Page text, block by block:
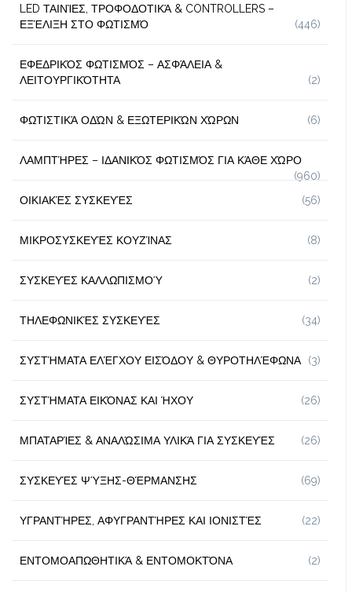
LED ΤΑΙΝΊΕΣ, ΤΡΟΦΟΔΟΤΙΚΆ & CONTROLLERS –
ΕΞΈΛΙΞΗ ΣΤΟ ΦΩΤΙΣΜΌ
(446)
ΕΦΕΔΡΙΚΌΣ ΦΩΤΙΣΜΌΣ – ΑΣΦΆΛΕΙΑ &
ΛΕΙΤΟΥΡΓΙΚΌΤΗΤΑ
(2)
ΦΩΤΙΣΤΙΚΆ ΟΔΏΝ & ΕΞΩΤΕΡΙΚΏΝ ΧΏΡΩΝ (6)
ΛΑΜΠΤΉΡΕΣ – ΙΔΑΝΙΚΌΣ ΦΩΤΙΣΜΌΣ ΓΙΑ ΚΆΘΕ ΧΏΡΟ
(960)
ΟΙΚΙΑΚΈΣ ΣΥΣΚΕΥΈΣ
(56)
ΜΙΚΡΟΣΥΣΚΕΥΈΣ ΚΟΥΖΊΝΑΣ (8)
ΣΥΣΚΕΥΈΣ ΚΑΛΛΩΠΙΣΜΟΎ (2)
ΤΗΛΕΦΩΝΙΚΈΣ ΣΥΣΚΕΥΈΣ (34)
ΣΥΣΤΉΜΑΤΑ ΕΛΈΓΧΟΥ ΕΙΣΌΔΟΥ & ΘΥΡΟΤΗΛΈΦΩΝΑ (3)
ΣΥΣΤΉΜΑΤΑ ΕΙΚΌΝΑΣ ΚΑΙ ΉΧΟΥ (26)
ΜΠΑΤΑΡΊΕΣ & ΑΝΑΛΏΣΙΜΑ ΥΛΙΚΆ ΓΙΑ ΣΥΣΚΕΥΈΣ (26)
ΣΥΣΚΕΥΈΣ ΨΎΞΗΣ-ΘΈΡΜΑΝΣΗΣ (69)
ΥΓΡΑΝΤΉΡΕΣ, ΑΦΥΓΡΑΝΤΉΡΕΣ ΚΑΙ ΙΟΝΙΣΤΈΣ (22)
ΕΝΤΟΜΟΑΠΩΘΗΤΙΚΆ & ΕΝΤΟΜΟΚΤΌΝΑ (2)